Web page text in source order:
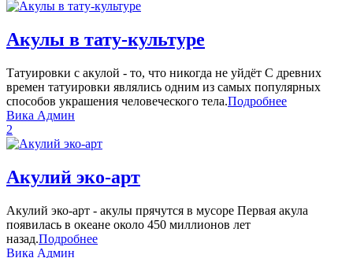
Акулы в тату-культуре
Татуировки с акулой - то, что никогда не уйдёт С древних
времен татуировки являлись одним из самых популярных
способов украшения человеческого тела.Подробнее
Вика Админ
2
Акулий эко-арт
Акулий эко-арт - акулы прячутся в мусоре Первая акула
появилась в океане около 450 миллионов лет
назад.Подробнее
Вика Админ